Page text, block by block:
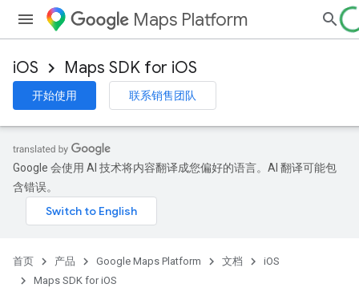
Maps Platform
iOS Maps SDK for iOS
开始使用 联系销售团队
Google 会使用 AI 技术将内容翻译成您偏好的语言。AI 翻译可能包
含错误。
首页 产品 Google Maps Platform 文档
iOS
Maps SDK for iOS